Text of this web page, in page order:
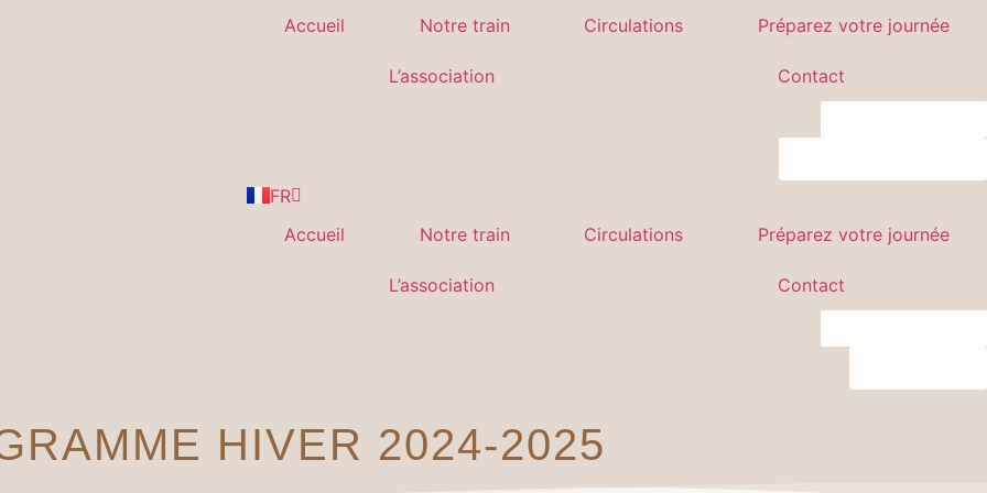
Accueil Notre train Circulations Préparez votre journée
L’association Contact
FR
EN
Accueil
Notre train Circulations Préparez votre journée
L’association Contact
HIVER 2024-2025